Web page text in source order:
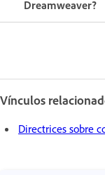
Dreamweaver?
Vínculos
Directrices sobre